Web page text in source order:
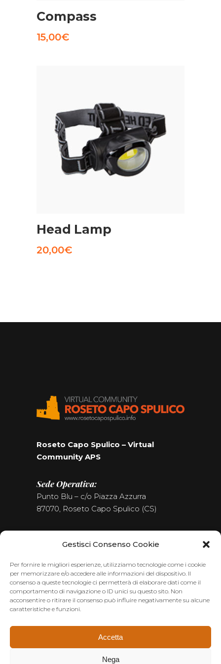
Gestisci Consenso Cookie
Per fornire le migliori esperienze, utilizziamo tecnologie come i cookie
per memorizzare e/o accedere alle informazioni del dispositivo. Il
consenso a queste tecnologie ci permetterà di elaborare dati come il
comportamento di navigazione o ID unici su questo sito. Non
acconsentire o ritirare il consenso può influire negativamente su alcune
caratteristiche e funzioni.
Accetta
Nega
Compass
15,00€
Head Lamp
20,00€
Roseto Capo Spulico – Virtual
Community APS
Sede Operativa:
Punto Blu – c/o Piazza Azzurra
87070, Roseto Capo Spulico (CS)
Seguici sui Social